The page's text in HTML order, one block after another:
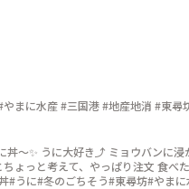
まに水産 #三国港 #地産地消 #東尋
注文 食べたらやっぱり、はい美味しいヤツ～
た⤴️ #福井県#うに丼#うに#冬のごちそう#東尋坊#やま